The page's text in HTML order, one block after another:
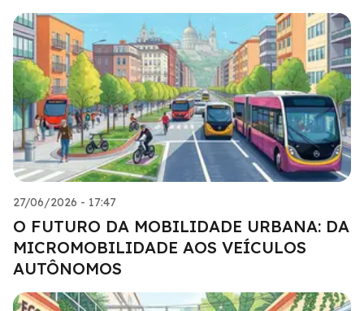
27/06/2026 - 17:47
O FUTURO DA MOBILIDADE URBANA: DA
MICROMOBILIDADE AOS VEÍCULOS
AUTÔNOMOS